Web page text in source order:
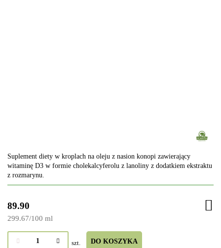
Suplement diety w kroplach na oleju z nasion konopi zawierający
witaminę D3 w formie cholekalcyferolu z lanoliny z dodatkiem ekstraktu
z rozmarynu.
89.90
299.67/100 ml
szt. DO KOSZYKA